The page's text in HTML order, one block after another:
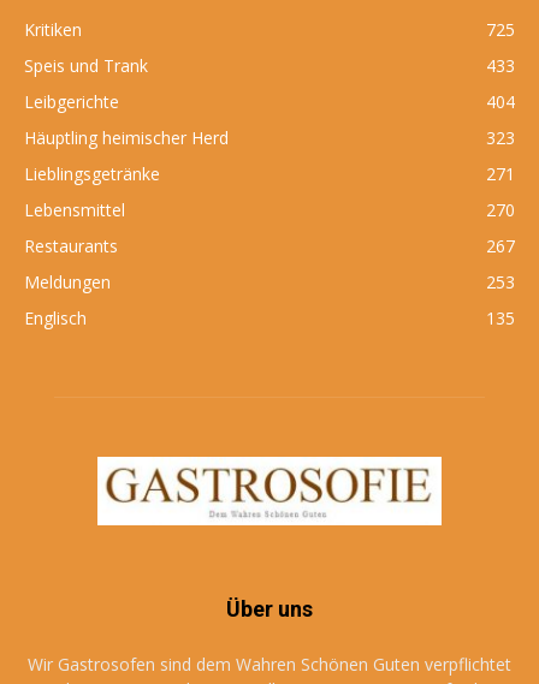
Kritiken
725
Speis und Trank
433
Leibgerichte
404
Häuptling heimischer Herd
323
Lieblingsgetränke
271
Lebensmittel
270
Restaurants
267
Meldungen
253
Englisch
135
Über uns
Wir Gastrosofen sind dem Wahren Schönen Guten verpflichtet